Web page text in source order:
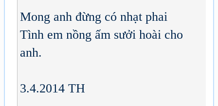
Mong anh đừng có nhạt phai
Tình em nồng ấm sưởi hoài cho
anh.
3.4.2014 TH